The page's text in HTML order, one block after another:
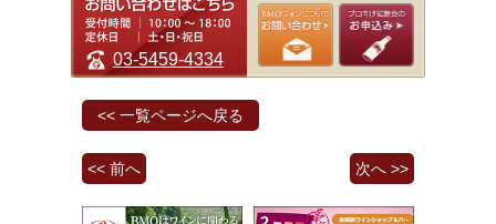
03-5459-4334
<< 一覧ページへ戻る
<< 前へ 次へ >>